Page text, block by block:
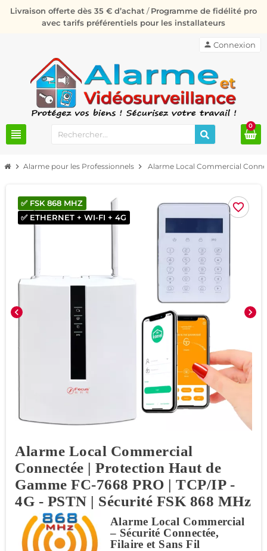
Livraison offerte dès 35 € d’achat /Programme de fidélité pro
avec tarifs préférentiels pour les installateurs
view_headline
person Connexion
0
chevron_right Alarme pour les Professionnels chevron_right Alarme Local Commercial
favorite_border
chevron_left chevron_right
✅ ETHERNET + WI-FI + 4G
✅ FSK 868 MHZ
Alarme Local Commercial
Connectée | Protection Haut de
Gamme FC-7668 PRO | TCP/IP -
4G - PSTN | Sécurité FSK 868 MHz
Alarme Local Commercial
– Sécurité Connectée,
Filaire et Sans Fil